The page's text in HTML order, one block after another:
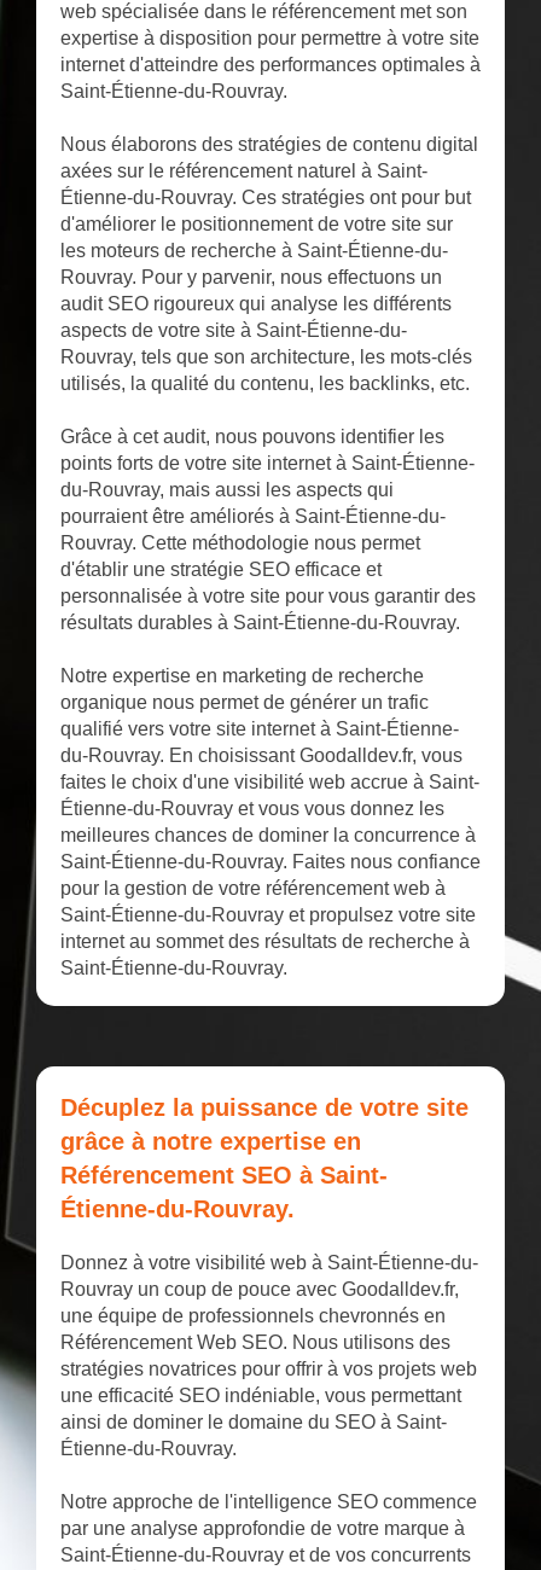
web spécialisée dans le référencement met son
expertise à disposition pour permettre à votre site
internet d'atteindre des performances optimales à
Saint-Étienne-du-Rouvray.
Nous élaborons des stratégies de contenu digital
axées sur le référencement naturel à Saint-
Étienne-du-Rouvray. Ces stratégies ont pour but
d'améliorer le positionnement de votre site sur
les moteurs de recherche à Saint-Étienne-du-
Rouvray. Pour y parvenir, nous effectuons un
audit SEO rigoureux qui analyse les différents
aspects de votre site à Saint-Étienne-du-
Rouvray, tels que son architecture, les mots-clés
utilisés, la qualité du contenu, les backlinks, etc.
Grâce à cet audit, nous pouvons identifier les
points forts de votre site internet à Saint-Étienne-
du-Rouvray, mais aussi les aspects qui
pourraient être améliorés à Saint-Étienne-du-
Rouvray. Cette méthodologie nous permet
d'établir une stratégie SEO efficace et
personnalisée à votre site pour vous garantir des
résultats durables à Saint-Étienne-du-Rouvray.
Notre expertise en marketing de recherche
organique nous permet de générer un trafic
qualifié vers votre site internet à Saint-Étienne-
du-Rouvray. En choisissant Goodalldev.fr, vous
faites le choix d'une visibilité web accrue à Saint-
Étienne-du-Rouvray et vous vous donnez les
meilleures chances de dominer la concurrence à
Saint-Étienne-du-Rouvray. Faites nous confiance
pour la gestion de votre référencement web à
Saint-Étienne-du-Rouvray et propulsez votre site
internet au sommet des résultats de recherche à
Saint-Étienne-du-Rouvray.
Décuplez la puissance de votre site
grâce à notre expertise en
Référencement SEO à Saint-
Étienne-du-Rouvray.
Donnez à votre visibilité web à Saint-Étienne-du-
Rouvray un coup de pouce avec Goodalldev.fr,
une équipe de professionnels chevronnés en
Référencement Web SEO. Nous utilisons des
stratégies novatrices pour offrir à vos projets web
une efficacité SEO indéniable, vous permettant
ainsi de dominer le domaine du SEO à Saint-
Étienne-du-Rouvray.
Notre approche de l'intelligence SEO commence
par une analyse approfondie de votre marque à
Saint-Étienne-du-Rouvray et de vos concurrents